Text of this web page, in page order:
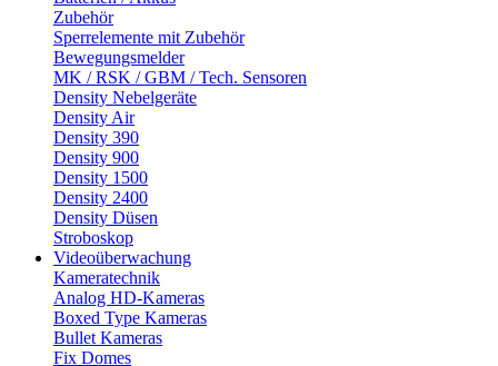
Zubehör
Sperrelemente mit Zubehör
Bewegungsmelder
MK / RSK / GBM / Tech. Sensoren
Density Nebelgeräte
Density Air
Density 390
Density 900
Density 1500
Density 2400
Density Düsen
Stroboskop
Videoüberwachung
Kameratechnik
Analog HD-Kameras
Boxed Type Kameras
Bullet Kameras
Fix Domes